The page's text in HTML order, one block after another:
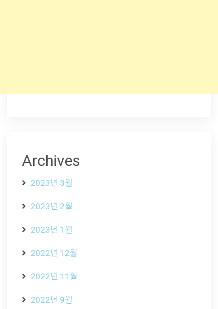
Archives
2023년 3월
2023년 2월
2023년 1월
2022년 12월
2022년 11월
2022년 9월